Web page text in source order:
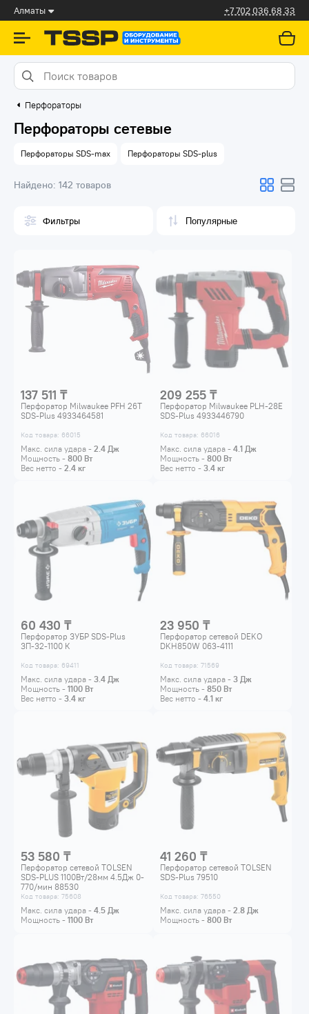
Алматы +7 702 036 68 33
Перфораторы
Перфораторы сетевые
Перфораторы SDS-max Перфораторы SDS-plus
Найдено: 142 товаров
Фильтры
137 511 ₸
Перфоратор Milwaukee PFH 26T
SDS-Plus 4933464581
Код товара: 66015
Макс. сила удара - 2.4 Дж
Мощность - 800 Вт
Вес нетто - 2.4 кг
209 255 ₸
Перфоратор Milwaukee PLH-28E
SDS-Plus 4933446790
Код товара: 66016
Макс. сила удара - 4.1Дж
Мощность - 800Вт
Вес нетто - 3.4кг
60 430 ₸
Перфоратор ЗУБР SDS-Plus
ЗП-32-1100 К
Код товара: 69411
Макс. сила удара - 3.4 Дж
Мощность - 1100 Вт
Вес нетто - 3.4 кг
23 950 ₸
Перфоратор сетевой DEKO
DKH850W 063-4111
Код товара: 71569
Макс. сила удара - 3Дж
Мощность - 850Вт
Вес нетто - 4.1кг
53 580 ₸
Перфоратор сетевой TOLSEN
SDS-PLUS 1100Вт/28мм 4.5Дж 0-
770/мин 88530
Код товара: 75608
Макс. сила удара - 4.5 Дж
Мощность - 1100 Вт
41 260 ₸
Перфоратор сетевой TOLSEN
SDS-Plus 79510
Код товара: 76550
Макс. сила удара - 2.8Дж
Мощность - 800Вт